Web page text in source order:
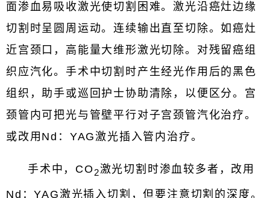
面渗血易吸收激光使切割困难。激光沿癌灶边缘
切割时呈圆周运动。连续输出直至切除。如癌灶
近宫颈口，高能量大维形激光切除。对残留癌组
织应汽化。手术中切割时产生经光作用后的黑色
组织，助手或巡回护士协助清除，以便区分。宫
颈管内可把光与管壁平行对子宫颈管汽化治疗。
或改用Nd：YAG激光插入管内治疗。
手术中，CO 2激光切割时渗血较多者，改用
Nd：YAG激光插入切割，但要注意切割的深度。